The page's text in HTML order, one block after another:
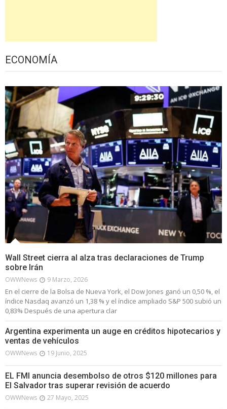
ECONOMÍA
Wall Street cierra al alza tras declaraciones de Trump
sobre Irán
OWWNews 9 Marzo, 2026
En el cierre de la Bolsa de Nueva York, el Dow Jones ganó un 0,50 %, el
índice Nasdaq avanzó un 1,38 % y el índice ampliado S&P 500 subió un
0,83% Después de una apertura clar
Argentina experimenta un auge en créditos hipotecarios y
ventas de vehículos
OWWNews 19 Junio, 2025
EL FMI anuncia desembolso de otros $120 millones para
El Salvador tras superar revisión de acuerdo
OWWNews 27 Mayo, 2025